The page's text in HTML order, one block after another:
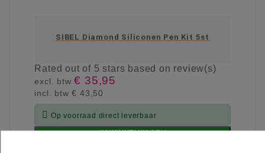
SIBEL Diamond Siliconen Pen Kit 5st
Ratedout of 5 stars based on review(s)
excl. btw€ 35,95
incl. btw€ 43,50
 Op voorraad direct leverbaar
IN WINKELWAGEN